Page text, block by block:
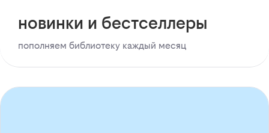
новинки и бестселлеры
пополняем библиотеку каждый месяц